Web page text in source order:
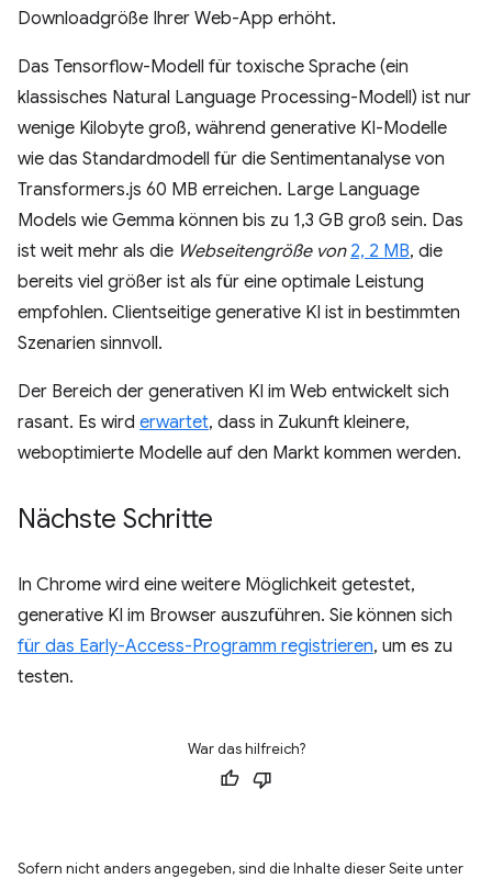
Downloadgröße Ihrer Web-App erhöht.
Das Tensorflow-Modell für toxische Sprache (ein
klassisches Natural Language Processing-Modell) ist nur
wenige Kilobyte groß, während generative KI-Modelle
wie das Standardmodell für die Sentimentanalyse von
Transformers.js 60 MB erreichen. Large Language
Models wie Gemma können bis zu 1,3 GB groß sein. Das
ist weit mehr als die Webseitengröße von 2, 2 MB, die
bereits viel größer ist als für eine optimale Leistung
empfohlen. Clientseitige generative KI ist in bestimmten
Szenarien sinnvoll.
Der Bereich der generativen KI im Web entwickelt sich
rasant. Es wird erwartet, dass in Zukunft kleinere,
weboptimierte Modelle auf den Markt kommen werden.
Nächste Schritte
In Chrome wird eine weitere Möglichkeit getestet,
generative KI im Browser auszuführen. Sie können sich
für das Early-Access-Programm registrieren, um es zu
testen.
War das hilfreich?
Sofern nicht anders angegeben, sind die Inhalte dieser Seite unter